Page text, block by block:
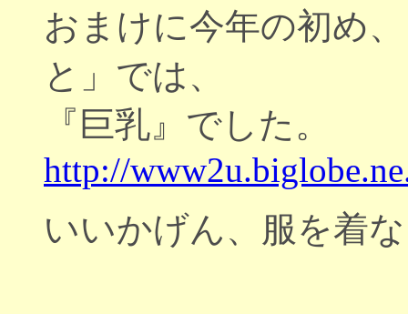
おまけに今年の初め
と」では、
『巨乳』でした。
http://
いいかげん、服を着